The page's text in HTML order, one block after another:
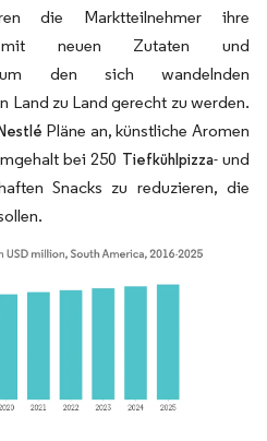
die Marktteilnehmer ihre
mit neuen Zutaten und
um den sich wandelnden
Land zu Land gerecht zu werden.
Pläne an, künstliche Aromen
bei 250 Tiefkühlpizza- und
Snacks zu reduzieren, die